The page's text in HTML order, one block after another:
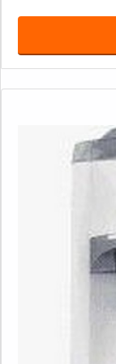
sintéticas
filtros são
papel ou
área de
plissado, o
Filtros
ativado
capturar